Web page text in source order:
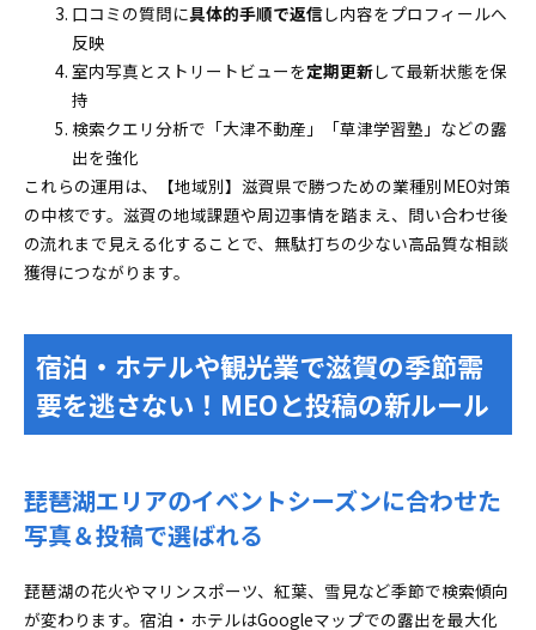
口コミの質問に具体的手順で返信し内容をプロフィールへ
反映
室内写真とストリートビューを定期更新して最新状態を保
持
検索クエリ分析で「大津不動産」「草津学習塾」などの露
出を強化
これらの運用は、【地域別】滋賀県で勝つための業種別MEO対策
の中核です。滋賀の地域課題や周辺事情を踏まえ、問い合わせ後
の流れまで見える化することで、無駄打ちの少ない高品質な相談
獲得につながります。
宿泊・ホテルや観光業で滋賀の季節需
要を逃さない！MEOと投稿の新ルール
琵琶湖エリアのイベントシーズンに合わせた
写真＆投稿で選ばれる
琵琶湖の花火やマリンスポーツ、紅葉、雪見など季節で検索傾向
が変わります。宿泊・ホテルはGoogleマップでの露出を最大化